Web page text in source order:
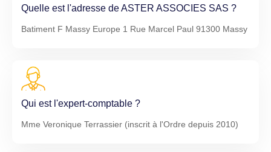
Quelle est l'adresse de ASTER ASSOCIES SAS ?
Batiment F Massy Europe 1 Rue Marcel Paul 91300 Massy
Qui est l'expert-comptable ?
Mme Veronique Terrassier (inscrit à l'Ordre depuis 2010)